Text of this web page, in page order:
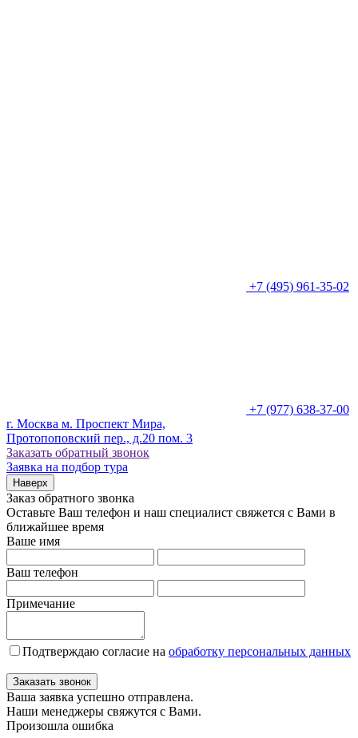
+7 (495) 961-35-02
+7 (977) 638-37-00
г. Москва м. Проспект Мира,
Протопоповский пер., д.20 пом. 3
Заказать обратный звонок
Заявка на подбор тура
Наверх
Заказ обратного звонка
Оставьте Ваш телефон и наш специалист свяжется с Вами в
ближайшее время
Ваше имя
Ваш телефон
Примечание
Подтверждаю согласие на обработку персональных данных
Заказать звонок
Ваша заявка успешно отправлена.
Наши менеджеры свяжутся с Вами.
Произошла ошибка